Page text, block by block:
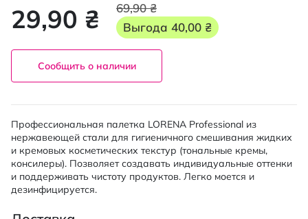
29,90 ₴
69,90 ₴
Выгода 40,00 ₴
Сообщить о наличии
Профессиональная палетка LORENA Professional из
нержавеющей стали для гигиеничного смешивания жидких
и кремовых косметических текстур (тональные кремы,
консилеры). Позволяет создавать индивидуальные оттенки
и поддерживать чистоту продуктов. Легко моется и
дезинфицируется.